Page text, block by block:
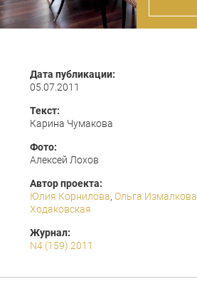
Дата публикации:
05.07.2011
Текст:
Карина Чумакова
Фото:
Алексей Лохов
Автор проекта:
Юлия Корнилова, Ольга Измалкова
Ходаковская
Журнал:
N4 (159) 2011